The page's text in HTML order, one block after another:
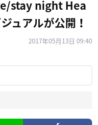
stay night Hea
ュアルが公開！
2017年05月13日 09:40